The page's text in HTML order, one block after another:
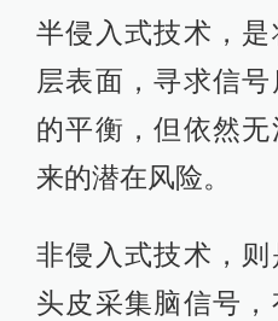
半侵入式技术，
层表面，寻求信
的平衡，但依然
来的潜在风险。
非侵入式技术，
头皮采集脑信号